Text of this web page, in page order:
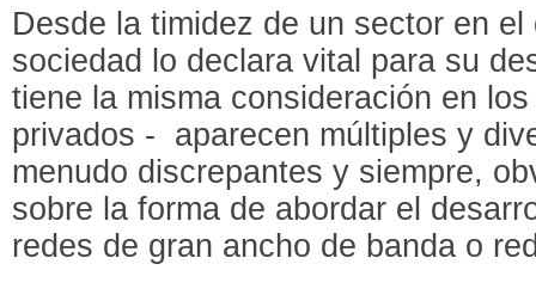
Desde la timidez de un sector en
sociedad lo declara vital para su
tiene la misma consideración en
privados - aparecen múltiples y
menudo discrepantes y siempre,
sobre la forma de abordar el
redes de gran ancho de banda o